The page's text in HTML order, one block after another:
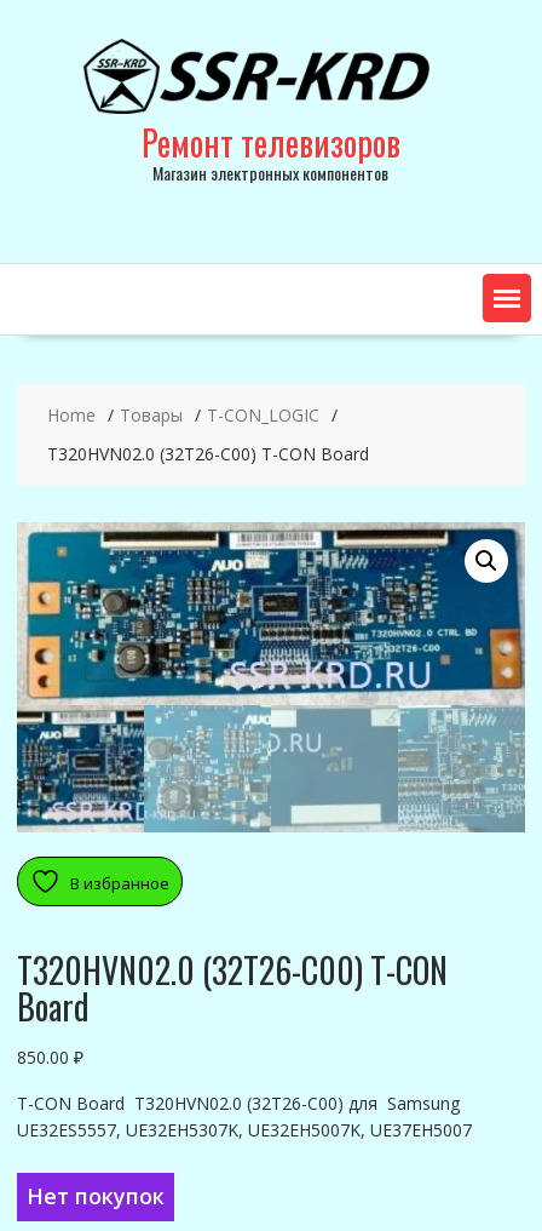
Ремонт телевизоров
Магазин электронных компонентов
Home Товары
T-CON_LOGIC
T320HVN02.0 (32T26-C00) T-CON Board
В избранное
T320HVN02.0 (32T26-C00) T-CON
Board
850.00 ₽
T-CON Board T320HVN02.0 (32T26-C00) для Samsung
UE32ES5557, UE32EH5307K, UE32EH5007K, UE37EH5007
Нет покупок